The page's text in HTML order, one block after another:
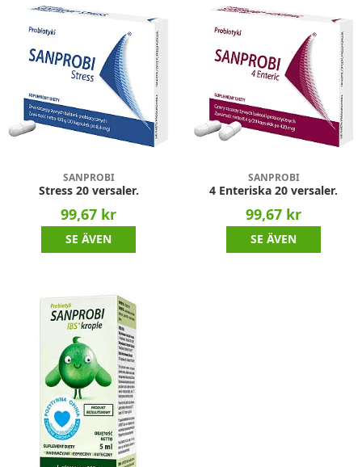
SANPROBI
Stress 20 versaler.
99,67 kr
SE ÄVEN
SANPROBI
4 Enteriska 20 versaler.
99,67 kr
SE ÄVEN